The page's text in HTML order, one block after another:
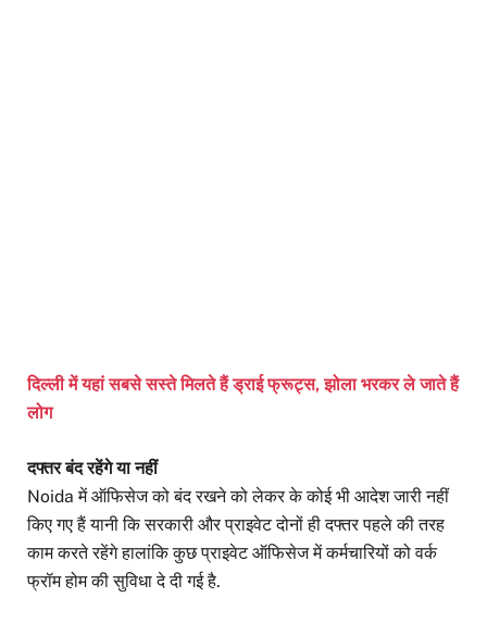
दिल्ली में यहां सबसे सस्ते मिलते हैं ड्राई फ्रूट्स, झोला भरकर ले जाते हैं
लोग
दफ्तर बंद रहेंगे या नहीं
Noida में ऑफिसेज को बंद रखने को लेकर के कोई भी आदेश जारी नहीं
किए गए हैं यानी कि सरकारी और प्राइवेट दोनों ही दफ्तर पहले की तरह
काम करते रहेंगे हालांकि कुछ प्राइवेट ऑफिसेज में कर्मचारियों को वर्क
फ्रॉम होम की सुविधा दे दी गई है.